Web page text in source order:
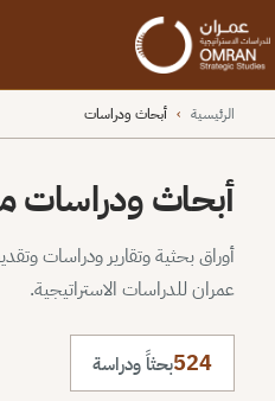
الرئيسية › أبحاث ودراسات
أبحاث ودراسات
أوراق بحثية وتقارير ودراسات
عمران للدراسات الاستراتيجية.
524بحثاً ودراسة